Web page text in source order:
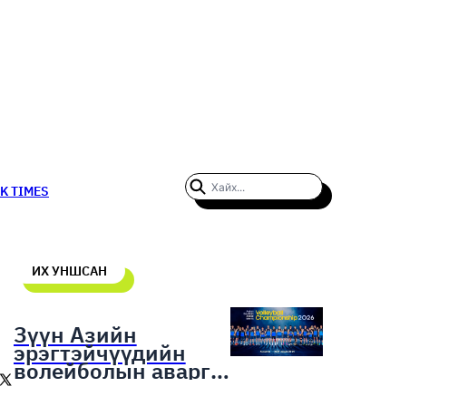
TIMES
ИХ УНШСАН
Зүүн Азийн
эрэгтэйчүүдийн
волейболын аварга
шалгаруулах